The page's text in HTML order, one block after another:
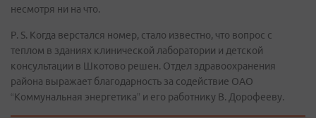
несмотря ни на что.
P. S. Когда верстался номер, стало известно, что вопрос с
теплом в зданиях клинической лаборатории и детской
консультации в Шкотово решен. Отдел здравоохранения
района выражает благодарность за содействие ОАО
“Коммунальная энергетика” и его работнику В. Дорофееву.